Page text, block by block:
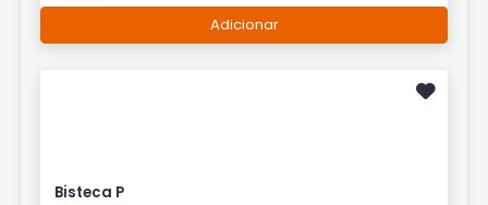
Adicionar
Bisteca P